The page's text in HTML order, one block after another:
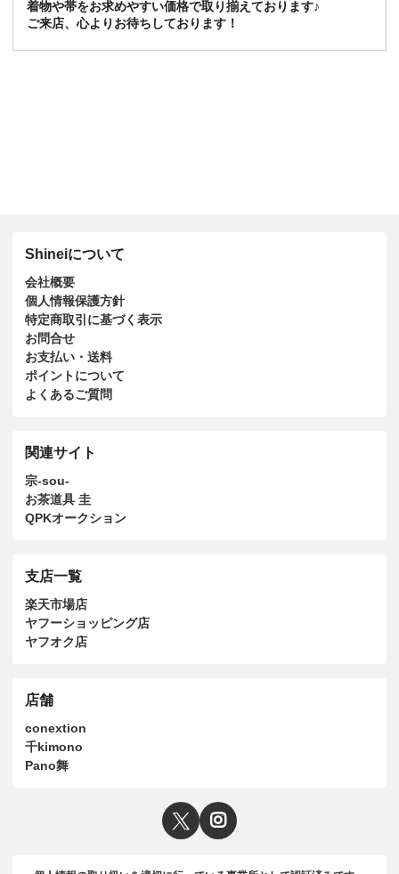
着物や帯をお求めやすい価格で取り揃えております♪
ご来店、心よりお待ちしております！
Shineiについて
会社概要
個人情報保護方針
特定商取引に基づく表示
お問合せ
お支払い・送料
ポイントについて
よくあるご質問
関連サイト
宗-sou-
お茶道具 圭
QPKオークション
支店一覧
楽天市場店
ヤフーショッピング店
ヤフオク店
店舗
conextion
千kimono
Pano舞